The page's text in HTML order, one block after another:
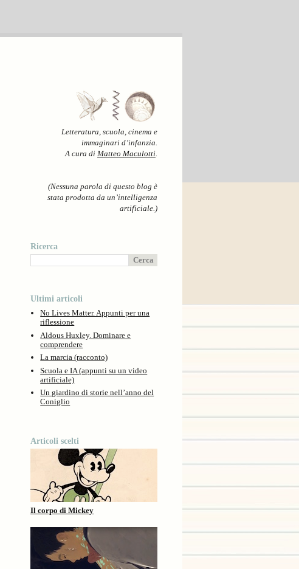
Letteratura, scuola, cinema e
immaginari d’infanzia.
A cura di Matteo Maculotti.
(Nessuna parola di questo blog è
stata prodotta da un’intelligenza
artificiale.)
Ricerca
Ultimi articoli
No Lives Matter. Appunti per una
riflessione
Aldous Huxley. Dominare e
comprendere
La marcia (racconto)
Scuola e IA (appunti su un video
artificiale)
Un giardino di storie nell’anno del
Coniglio
Articoli scelti
Il corpo di Mickey